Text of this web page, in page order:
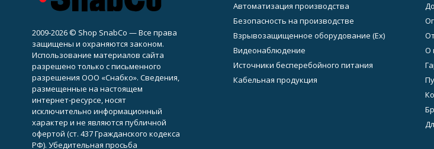
2009-2026 © Shop SnabCo — Все права
защищены и охраняются законом.
Использование материалов сайта
разрешено только с письменного
разрешения ООО «Снабко». Сведения,
размещенные на настоящем
интернет-ресурсе, носят
исключительно информационный
характер и не являются публичной
офертой (ст. 437 Гражданского кодекса
РФ). Убедительная просьба
Автоматизация производства
Безопасность на производстве
Взрывозащищенное оборудование (Ex)
Видеонаблюдение
Источники бесперебойного питания
Кабельная продукция
О